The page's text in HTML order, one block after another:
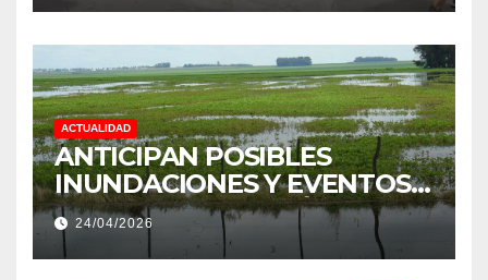
PROVINCIA DEL CHACO
ACTUALIDAD
ANTICIPAN POSIBLES
INUNDACIONES Y EVENTOS
EXTREMOS: “PODRÍA SER UN
NIÑO MUY IMPORTANTE”
24/04/2026